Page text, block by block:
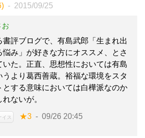
2015/09/25
お
書評ブログで、有島武郎「生まれ出
悩み」が好きな方にオススメ、とさ
いた。正直、思想性においては有島
うより葛西善蔵。裕福な環境をスタ
とする意味においては白樺派なのか
れないが。
イス ★3 09/26 20:45